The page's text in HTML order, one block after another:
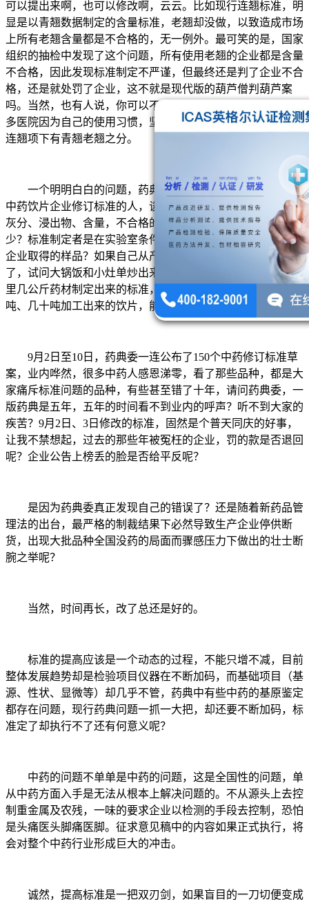
可以提出来啊，也可以修改啊，云云。比如现行连翘标准，明
显是以青翘数据制定的含量标准，老翘却没做，以致造成市场
上所有老翘含量都是不合格的，无一例外。最可笑的是，国家
组织的抽检中发现了这个问题，所有使用老翘的企业都是含量
不合格，因此发现标准制定不严谨，但最终还是判了企业不合
格，还是就处罚了企业，这不就是现代版的葫芦僧判葫芦案
吗。当然，也有人说，你可以不卖啊，谁让你卖，问题是有许
多医院因为自己的使用习惯，坚持使用老翘的，药典中也明确
连翘项下有青翘老翘之分。
一个明明白白的问题，药典委将错就错，请问那些动辄劝
中药饮片企业修订标准的人，谈何容易？药典中规定的水分、
灰分、浸出物、含量，不合格的有多少？不易合格的又有多
少？标准制定者是在实验室条件下做出来的标准？还是从生产
企业取得的样品？如果自己从产地找个几公斤，就把标准定
了，试问大锅饭和小灶单炒出来的菜，味道能否一样？实验室
里几公斤药材制定出来的标准，和企业动辄几百公斤，甚至几
吨、几十吨加工出来的饮片，能一样吗？
9月2日至10日，药典委一连公布了150个中药修订标准草
案，业内哗然，很多中药人感恩涕零，看了那些品种，都是大
家痛斥标准问题的品种，有些甚至错了十年，请问药典委，一
版药典是五年，五年的时间看不到业内的呼声？听不到大家的
疾苦？9月2日、3日修改的标准，固然是个普天同庆的好事，
让我不禁想起，过去的那些年被冤枉的企业，罚的款是否退回
呢？企业公告上榜丢的脸是否给平反呢？
是因为药典委真正发现自己的错误了？还是随着新药品管
理法的出台，最严格的制裁结果下必然导致生产企业停供断
货，出现大批品种全国没药的局面而骤感压力下做出的壮士断
腕之举呢？
当然，时间再长，改了总还是好的。
标准的提高应该是一个动态的过程，不能只增不减，目前
整体发展趋势却是检验项目仪器在不断加码，而基础项目（基
源、性状、显微等）却几乎不管，药典中有些中药的基原鉴定
都存在问题，现行药典问题一抓一大把，却还要不断加码，标
准定了却执行不了还有何意义呢？
中药的问题不单单是中药的问题，这是全国性的问题，单
从中药方面入手是无法从根本上解决问题的。不从源头上去控
制重金属及农残，一味的要求企业以检测的手段去控制，恐怕
是头痛医头脚痛医脚。征求意见稿中的内容如果正式执行，将
会对整个中药行业形成巨大的冲击。
诚然，提高标准是一把双刃剑，如果盲目的一刀切便变成